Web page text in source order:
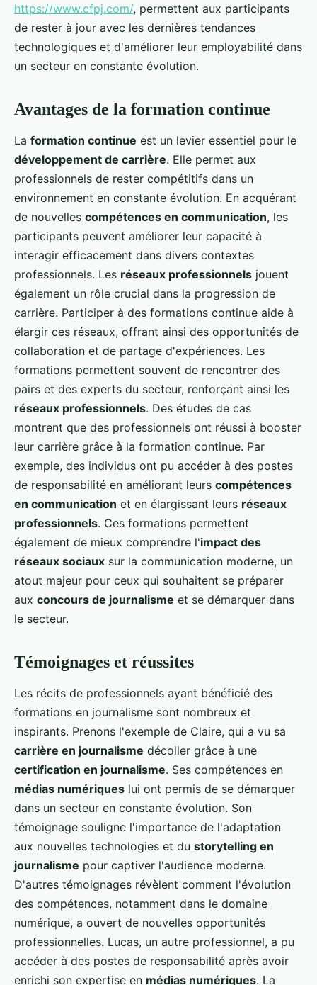
https://www.cfpj.com/, permettent aux participants
de rester à jour avec les dernières tendances
technologiques et d'améliorer leur employabilité dans
un secteur en constante évolution.
Avantages de la formation continue
La formation continue est un levier essentiel pour le
développement de carrière. Elle permet aux
professionnels de rester compétitifs dans un
environnement en constante évolution. En acquérant
de nouvelles compétences en communication, les
participants peuvent améliorer leur capacité à
interagir efficacement dans divers contextes
professionnels. Les réseaux professionnels jouent
également un rôle crucial dans la progression de
carrière. Participer à des formations continue aide à
élargir ces réseaux, offrant ainsi des opportunités de
collaboration et de partage d'expériences. Les
formations permettent souvent de rencontrer des
pairs et des experts du secteur, renforçant ainsi les
réseaux professionnels. Des études de cas
montrent que des professionnels ont réussi à booster
leur carrière grâce à la formation continue. Par
exemple, des individus ont pu accéder à des postes
de responsabilité en améliorant leurs compétences
en communication et en élargissant leurs réseaux
professionnels. Ces formations permettent
également de mieux comprendre l'impact des
réseaux sociaux sur la communication moderne, un
atout majeur pour ceux qui souhaitent se préparer
aux concours de journalisme et se démarquer dans
le secteur.
Témoignages et réussites
Les récits de professionnels ayant bénéficié des
formations en journalisme sont nombreux et
inspirants. Prenons l'exemple de Claire, qui a vu sa
carrière en journalisme décoller grâce à une
certification en journalisme. Ses compétences en
médias numériques lui ont permis de se démarquer
dans un secteur en constante évolution. Son
témoignage souligne l'importance de l'adaptation
aux nouvelles technologies et du storytelling en
journalisme pour captiver l'audience moderne.
D'autres témoignages révèlent comment l'évolution
des compétences, notamment dans le domaine
numérique, a ouvert de nouvelles opportunités
professionnelles. Lucas, un autre professionnel, a pu
accéder à des postes de responsabilité après avoir
enrichi son expertise en médias numériques. La